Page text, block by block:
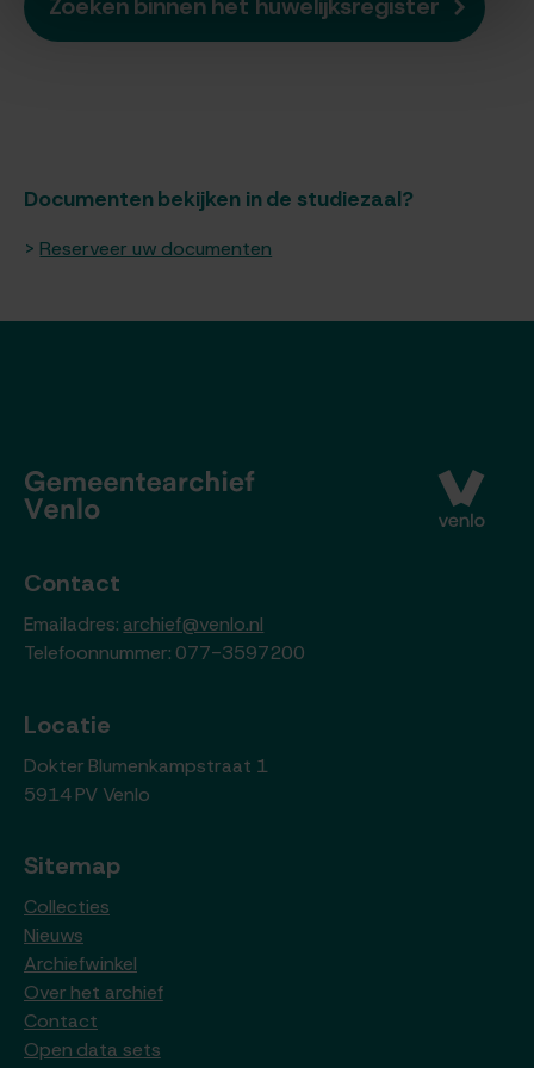
Documenten bekijken in de studiezaal?
Reserveer uw documenten
Contact
Emailadres: archief@venlo.nl
Telefoonnummer: 077-3597200
Locatie
Dokter Blumenkampstraat 1
5914 PV Venlo
Sitemap
Collecties
Nieuws
Archiefwinkel
Over het archief
Contact
Open data sets